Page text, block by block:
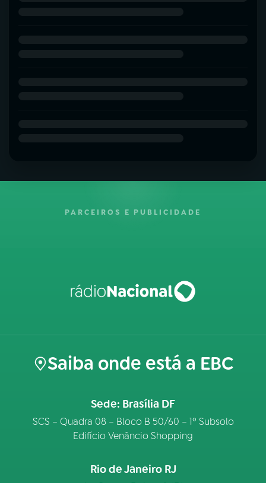
PARCEIROS E PUBLICIDADE
Saiba onde está a EBC
Sede: Brasília DF
SCS – Quadra 08 – Bloco B 50/60 – 1º Subsolo
Edifício Venâncio Shopping
Rio de Janeiro RJ